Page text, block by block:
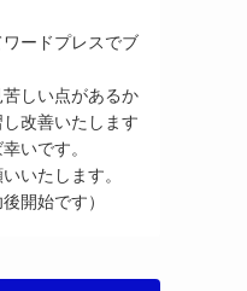
ードプレスでブ
しい点があるか
改善いたします
いです。
いたします。
開始です）